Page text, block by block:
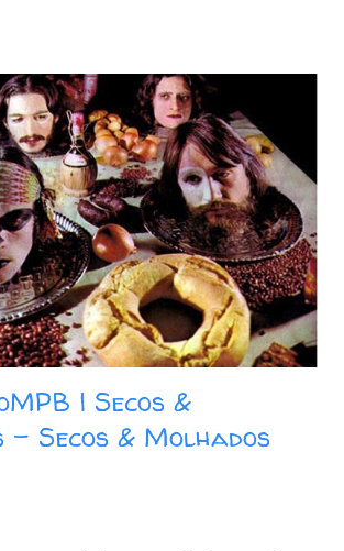
e sempre presente na carreira do
Mixing pot (Tacho) 02. Slaves mass (Missa dos
cry for him (Chorinho para ele) 04. Cannon
Adderley) 05. Just listen (Escuta meu
(Aquela valsa) 07. Cherry jam (Geléia de
(Campo aberto) 09. Pica pau (Take 1) 10.
177 MB - MP3 - 320 Kbpss -
pCloud - Google Dr...
| Secos &
- Secos & Molhados